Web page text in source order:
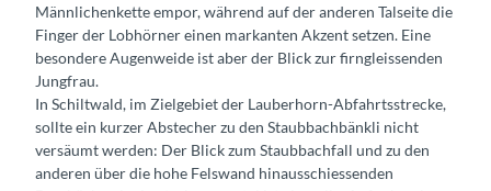
Männlichenkette empor, während auf der anderen Talseite die
Finger der Lobhörner einen markanten Akzent setzen. Eine
besondere Augenweide ist aber der Blick zur firngleissenden
Jungfrau.
In Schiltwald, im Zielgebiet der Lauberhorn-Abfahrtsstrecke,
sollte ein kurzer Abstecher zu den Staubbachbänkli nicht
versäumt werden: Der Blick zum Staubbachfall und zu den
anderen über die hohe Felswand hinausschiessenden